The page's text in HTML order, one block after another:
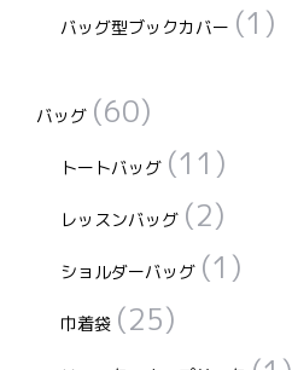
バッグ型ブックカバー (1)
バッグ (60)
トートバッグ (11)
レッスンバッグ (2)
ショルダーバッグ (1)
巾着袋 (25)